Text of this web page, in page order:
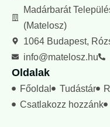
Madárbarát
(Matelosz)
1064 Budapest,
info@matelosz.hu
Oldalak
Főoldal Tudástár
Csatlakozz hozzánk